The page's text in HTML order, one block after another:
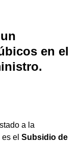
en el
a la
el Subsidio de